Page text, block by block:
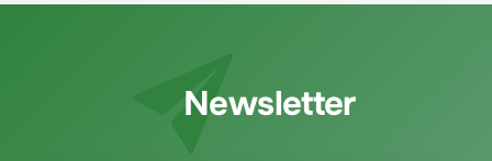
Newsletter